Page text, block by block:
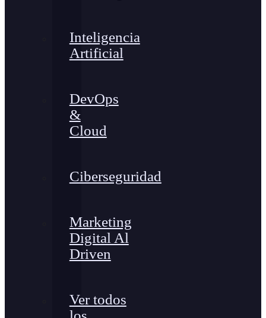
Inteligencia
Artificial
DevOps
&
Cloud
Ciberseguridad
Marketing
Digital Al
Driven
Ver todos